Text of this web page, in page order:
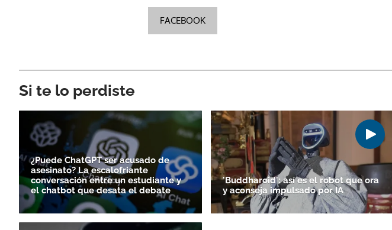
FACEBOOK
Si te lo perdiste
¿Puede ChatGPT ser acusado de
asesinato? La escalofriante
conversación entre un estudiante y
el chatbot que desata el debate
'Buddharoid': así es el robot que ora
y aconseja impulsado por IA